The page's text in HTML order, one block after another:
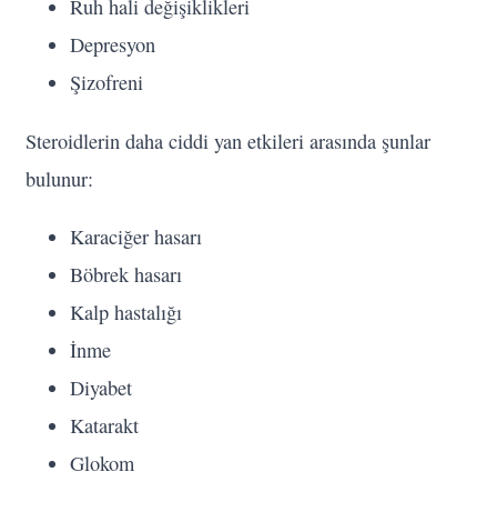
Ruh hali değişiklikleri
Depresyon
Şizofreni
Steroidlerin daha ciddi yan etkileri arasında şunlar
bulunur:
Karaciğer hasarı
Böbrek hasarı
Kalp hastalığı
İnme
Diyabet
Katarakt
Glokom